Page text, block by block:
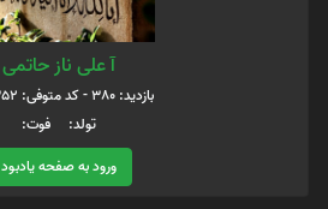
آ علی ناز حاتمی
بازدید: 380 - کد متوفی: 6009352
تولد: فوت:
ورود به صفحه یادبود